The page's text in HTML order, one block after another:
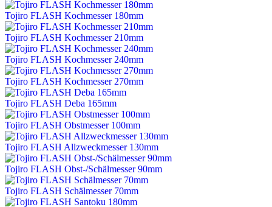
Tojiro FLASH Kochmesser 180mm
Tojiro FLASH Kochmesser 210mm
Tojiro FLASH Kochmesser 240mm
Tojiro FLASH Kochmesser 270mm
Tojiro FLASH Deba 165mm
Tojiro FLASH Obstmesser 100mm
Tojiro FLASH Allzweckmesser 130mm
Tojiro FLASH Obst-/Schälmesser 90mm
Tojiro FLASH Schälmesser 70mm